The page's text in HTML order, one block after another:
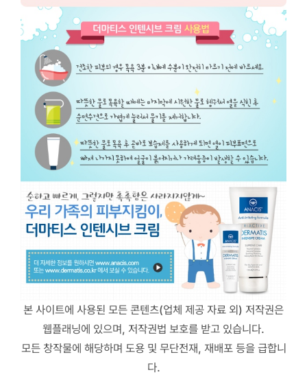
본 사이트에 사용된 모든 콘텐츠(업체 제공 자료 외) 저작권은
웹플래닝에 있으며, 저작권법 보호를 받고 있습니다.
모든 창작물에 해당하며 도용 및 무단전재, 재배포 등을 급합니
다.